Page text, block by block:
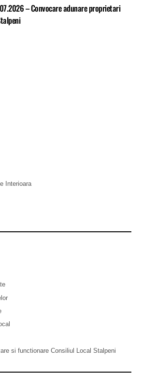
– Convocare adunare proprietari
Interioara
si functionare Consiliul Local Stalpeni